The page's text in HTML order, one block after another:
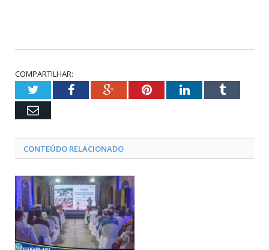
COMPARTILHAR:
TwitterFacebookGoogle+PinterestLinkedInTumblr
Email
CONTEÚDO RELACIONADO